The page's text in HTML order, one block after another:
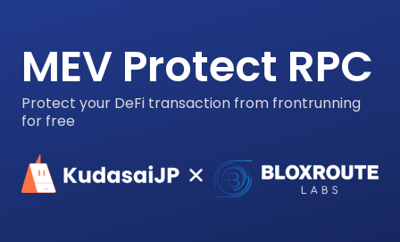
MEV Protect RPC
Protect your DeFi transaction from frontrunning
for free